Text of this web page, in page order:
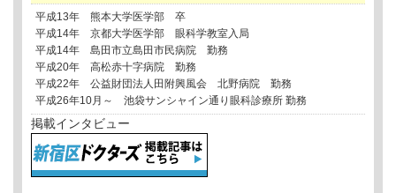
平成13年 熊本大学医学部 卒
平成14年 京都大学医学部 眼科学教室入局
平成14年 島田市立島田市民病院 勤務
平成20年 高松赤十字病院 勤務
平成22年 公益財団法人田附興風会 北野病院 勤務
平成26年10月～ 池袋サンシャイン通り眼科診療所 勤務
掲載インタビュー